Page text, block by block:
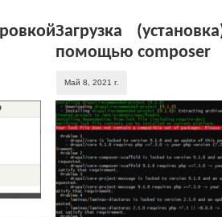
Загрузка
помощью composer
Май 8, 2021 г.